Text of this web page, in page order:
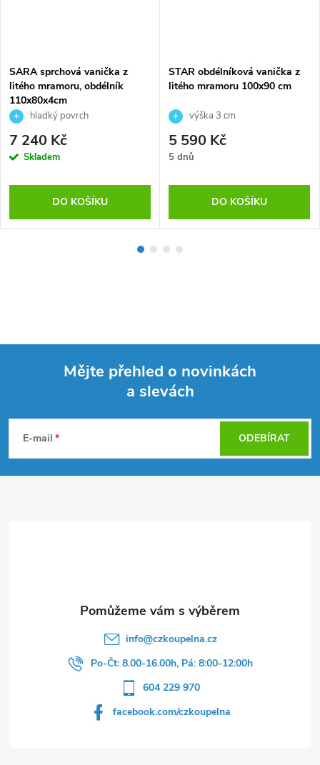
SARA sprchová vanička z
litého mramoru, obdélník
110x80x4cm
hladký povrch
7 240 Kč
Skladem
DO KOŠÍKU
STAR obdélníková vanička z
litého mramoru 100x90 cm
výška 3 cm
5 590 Kč
5 dnů
DO KOŠÍKU
p
Mějte přehled o novinkách
a slevách
E-mail ODEBÍRAT
info@czkoupelna.cz
Po-Čt: 8.00-16.00h, Pá: 8:00-12:00h
604 229 970
facebook.com/czkoupelna